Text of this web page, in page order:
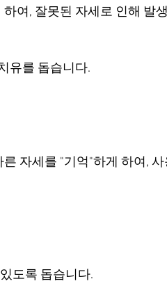
여, 잘못된 자세로 인해 발
유를 돕습니다.
자세를 "기억"하게 하여,
도록 돕습니다.